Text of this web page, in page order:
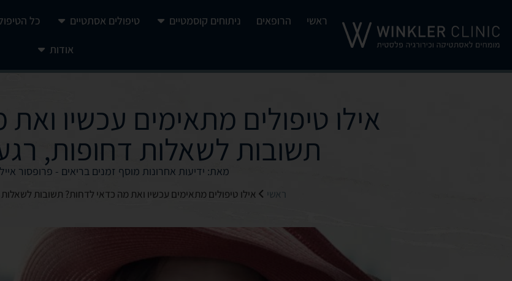
ראשי הרופאים ניתוחים קוסמטיים טיפולים אסתטיים כל
אודות
אילו טיפולים מתאימים עכשיו
תשובות לשאלות דחופות,
מאת: ידיעות אחרונות מוסף זמנים בריאים - פרופסור
ראשי אילו טיפולים מתאימים עכשיו ואת מה כדאי לדחות? תשובות